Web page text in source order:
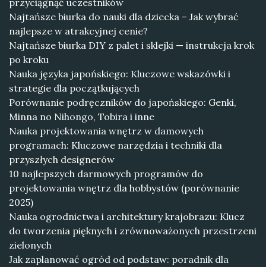
przyciągnąć uczestników
Najtańsze biurka do nauki dla dziecka – Jak wybrać
najlepsze w atrakcyjnej cenie?
Najtańsze biurka DIY z palet i sklejki — instrukcja krok
po kroku
Nauka języka japońskiego: Kluczowe wskazówki i
strategie dla początkujących
Porównanie podręczników do japońskiego: Genki,
Minna no Nihongo, Tobira i inne
Nauka projektowania wnętrz w damowych
programach: Kluczowe narzędzia i techniki dla
przyszłych designerów
10 najlepszych darmowych programów do
projektowania wnętrz dla hobbystów (porównanie
2025)
Nauka ogrodnictwa i architektury krajobrazu: Klucz
do tworzenia pięknych i zrównoważonych przestrzeni
zielonych
Jak zaplanować ogród od podstaw: poradnik dla